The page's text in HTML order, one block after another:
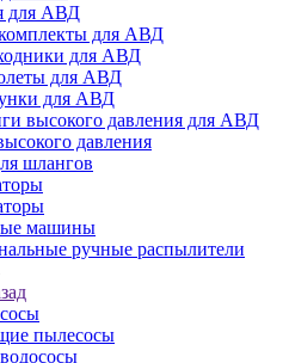
для АВД
для АВД
для АВД
для АВД
для АВД
высокого давления для АВД
давления
шлангов
машины
ручные распылители
пылесосы